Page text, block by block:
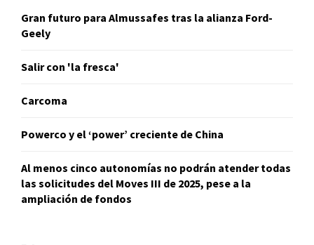
Gran futuro para Almussafes tras la alianza Ford-
Geely
Salir con 'la fresca'
Carcoma
Powerco y el ‘power’ creciente de China
Al menos cinco autonomías no podrán atender todas
las solicitudes del Moves III de 2025, pese a la
ampliación de fondos